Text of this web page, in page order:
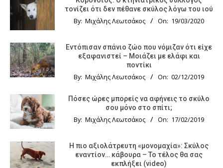
τονίζει ότι δεν πέθανε σκύλος λόγω του ιού
By: Μιχάλης Λεωτσάκος On: 19/03/2020
Εντόπισαν σπάνιο ζώο που νόμιζαν ότι είχε
εξαφανιστεί – Μοιάζει με ελάφι και
ποντίκι
By: Μιχάλης Λεωτσάκος On: 02/12/2019
Πόσες ώρες μπορείς να αφήνεις το σκύλο
σου μόνο στο σπίτι;
By: Μιχάλης Λεωτσάκος On: 17/02/2019
Η πιο αξιολάτρευτη «μονομαχία»: Σκύλος
εναντίον… κάβουρα – Το τέλος θα σας
εκπλήξει (video)